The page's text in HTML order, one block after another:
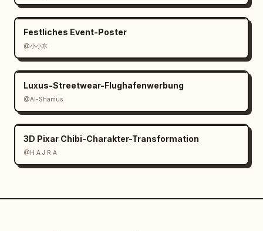
Festliches Event-Poster
@小小东
Luxus-Streetwear-Flughafenwerbung
@Al-Shamus
3D Pixar Chibi-Charakter-Transformation
@H A J R A